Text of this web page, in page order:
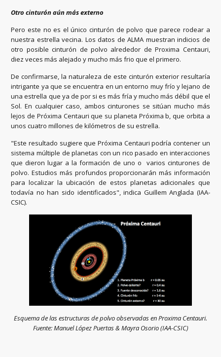
Otro cinturón aún más externo
Pero este no es el único cinturón de polvo que parece rodear a
nuestra estrella vecina. Los datos de ALMA muestran indicios de
otro posible cinturón de polvo alrededor de Proxima Centauri,
diez veces más alejado y mucho más frio que el primero.
De confirmarse, la naturaleza de este cinturón exterior resultaría
intrigante ya que se encuentra en un entorno muy frío y lejano de
una estrella que ya de por si es más fría y mucho más débil que el
Sol. En cualquier caso, ambos cinturones se sitúan mucho más
lejos de Próxima Centauri que su planeta Próxima b, que orbita a
unos cuatro millones de kilómetros de su estrella.
"Este resultado sugiere que Próxima Centauri podría contener un
sistema múltiple de planetas con un rico pasado en interacciones
que dieron lugar a la formación de uno o varios cinturones de
polvo. Estudios más profundos proporcionarán más información
para localizar la ubicación de estos planetas adicionales que
todavía no han sido identificados", indica Guillem Anglada (IAA-
CSIC).
Esquema de las estructuras de polvo observadas en Proxima Centauri.
Fuente: Manuel López Puertas & Mayra Osorio (IAA-CSIC)